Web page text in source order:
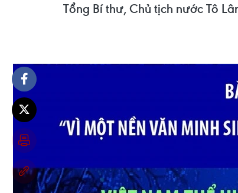
Tổng Bí thư, Chủ tịch nước Tô